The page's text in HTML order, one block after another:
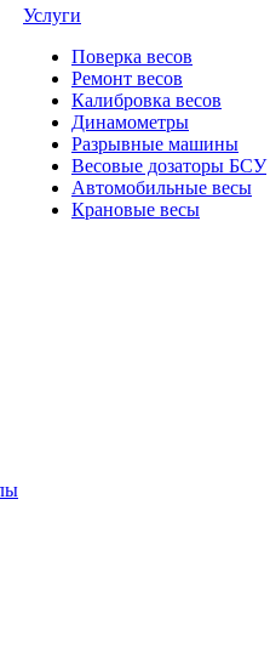
Услуги
Поверка весов
Ремонт весов
Калибровка весов
Динамометры
Разрывные машины
Весовые дозаторы БСУ
Автомобильные весы
Крановые весы